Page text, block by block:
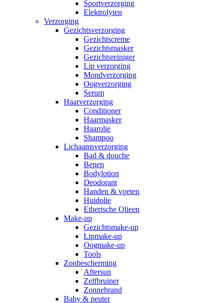
Sportverzorging
Elektrolyten
Verzorging
Gezichtsverzorging
Gezichtscreme
Gezichtsmasker
Gezichtsreiniger
Lip verzorging
Mondverzorging
Oogverzorging
Serum
Haarverzorging
Conditioner
Haarmasker
Haarolie
Shampoo
Lichaamsverzorging
Bad & douche
Benen
Bodylotion
Deodorant
Handen & voeten
Huidolie
Etherische Olieen
Make-up
Gezichtsmake-up
Lipmake-up
Oogmake-up
Tools
Zonbescherming
Aftersun
Zelfbruiner
Zonnebrand
Baby & peuter